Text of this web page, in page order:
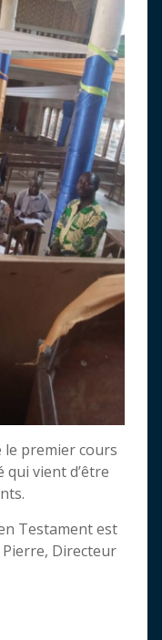
le premier cours
qui vient d’être
Testament est
Directeur